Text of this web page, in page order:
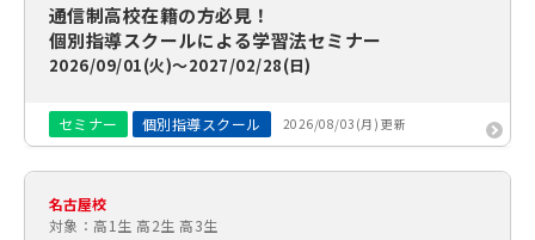
通信制高校在籍の方必見！
個別指導スクールによる学習法セミナー
2026/09/01(火)～2027/02/28(日)
セミナー 個別指導スクール 2026/08/03(月) 更新
名古屋校
対象：高1生 高2生 高3生